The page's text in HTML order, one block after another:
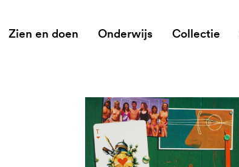
Zien en doen Onderwijs Collectie